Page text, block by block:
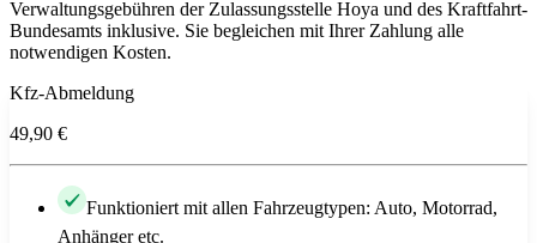
Verwaltungsgebühren der Zulassungsstelle Hoya und des Kraftfahrt-
Bundesamts inklusive. Sie begleichen mit Ihrer Zahlung alle
notwendigen Kosten.
Kfz-Abmeldung
49,90 €
Funktioniert mit allen Fahrzeugtypen: Auto, Motorrad,
Anhänger etc.